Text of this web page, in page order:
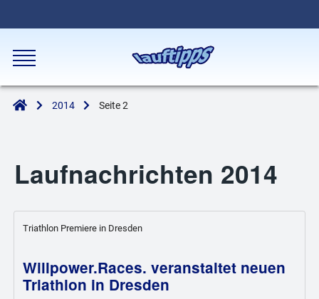
2014 Seite 2
Laufnachrichten 2014
Triathlon Premiere in Dresden
Willpower.Races. veranstaltet neuen
Triathlon in Dresden